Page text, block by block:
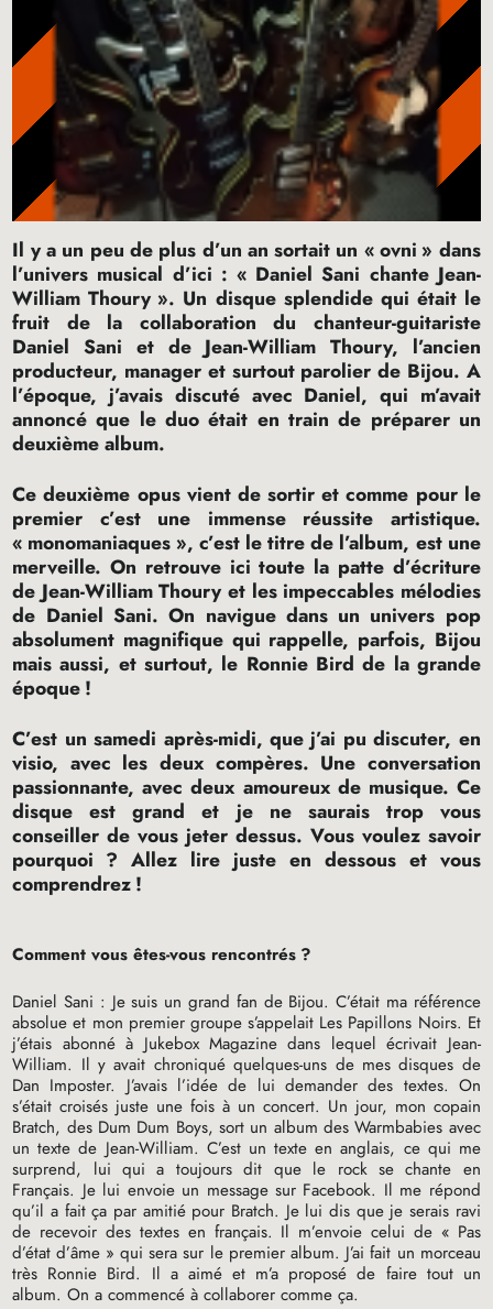
Il y a un peu de plus d’un an sortait un «ovni » dans
l’univers musical d’ici : « Daniel Sani chante Jean-
William Thoury ». Un disque splendide qui était le
fruit de la collaboration du chanteur-guitariste
Daniel Sani et de Jean-William Thoury, l’ancien
producteur, manager et surtout parolier de Bijou. A
l’époque, j’avais discuté avec Daniel, qui m’avait
annoncé que le duo était en train de préparer un
deuxième album.
Ce deuxième opus vient de sortir et comme pour le
premier c’est une immense réussite artistique.
« monomaniaques », c’est le titre de l’album, est une
merveille. On retrouve ici toute la patte d’écriture
de Jean-William Thoury et les impeccables mélodies
de Daniel Sani. On navigue dans un univers pop
absolument magnifique qui rappelle, parfois, Bijou
mais aussi, et surtout, le Ronnie Bird de la grande
époque!
C’est un samedi après-midi, que j’ai pu discuter, en
visio, avec les deux compères. Une conversation
passionnante, avec deux amoureux de musique. Ce
disque est grand et je ne saurais trop vous
conseiller de vous jeter dessus. Vous voulez savoir
pourquoi ? Allez lire juste en dessous et vous
comprendrez!
Comment vous êtes-vous rencontrés ?
Daniel Sani : Je suis un grand fan de Bijou. C’était ma référence
absolue et mon premier groupe s’appelait Les Papillons Noirs. Et
j’étais abonné à Jukebox Magazine dans lequel écrivait Jean-
William. Il y avait chroniqué quelques-uns de mes disques de
Dan Imposter. J’avais l’idée de lui demander des textes. On
s’était croisés juste une fois à un concert. Un jour, mon copain
Bratch, des Dum Dum Boys, sort un album des Warmbabies avec
un texte de Jean-William. C’est un texte en anglais, ce qui me
surprend, lui qui a toujours dit que le rock se chante en
Français. Je lui envoie un message sur Facebook. Il me répond
qu’il a fait ça par amitié pour Bratch. Je lui dis que je serais ravi
de recevoir des textes en français. Il m’envoie celui de « Pas
d’état d’âme » qui sera sur le premier album. J’ai fait un morceau
très Ronnie Bird. Il a aimé et m’a proposé de faire tout un
album. On a commencé à collaborer comme ça.